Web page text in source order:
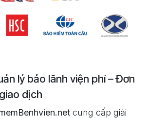
lý bảo lãnh viện phí – Đơn
dịch
cung cấp giải